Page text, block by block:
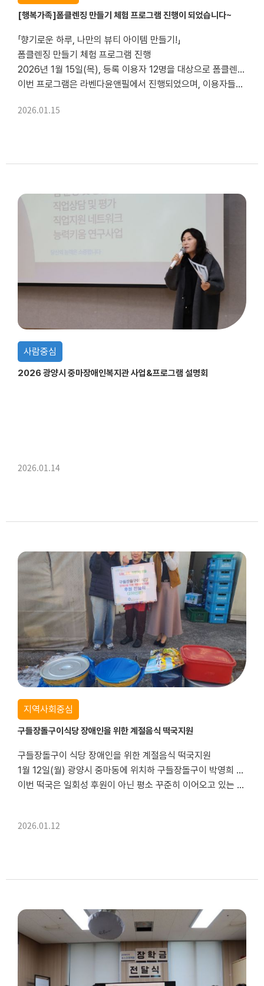
[행복가족]폼클렌징 만들기 체험 프로그램 진행이 되었습니다~
「향기로운 하루, 나만의 뷰티 아이템 만들기!」
폼클렌징 만들기 체험 프로그램 진행
2026년 1월 15일(목), 등록 이용자 12명을 대상으로 폼클렌징 만들기 체험 프로그램을 진행하였습니다.
이번 프로그램은 라벤다윤앤필에서 진행되었으며, 이용자들이 직접 폼클렌징을 만들어 보며 일상 속 자기관리와 힐링의 시간을 가질 수 있도록 운영되었습니다.
2026.01.15
사람중심
2026 광양시 중마장애인복지관 사업&프로그램 설명회
2026.01.14
지역사회중심
구들장돌구이식당 장애인을 위한 계절음식 떡국지원
구들장돌구이 식당 장애인을 위한 계절음식 떡국지원
1월 12일(월) 광양시 중마동에 위치하 구들장돌구이 박영희 사장이 장애인을 위해 떡국을 지원하며 나눔과 봉사를 실천했다.
이번 떡국은 일회성 후원이 아닌 평소 꾸준히 이어오고 있는 나눔 활동의 일환이었다. 박영희 사장은 주 1회 광양시 중마장애인복지관과 광양시 광양장애인복지관에 밑반찬을 정기적으로 전달...
2026.01.12